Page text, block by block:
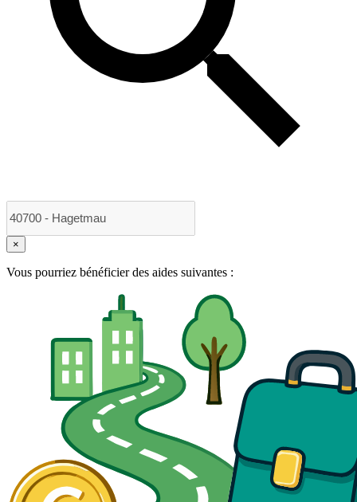
×
Vous pourriez bénéficier des aides suivantes :